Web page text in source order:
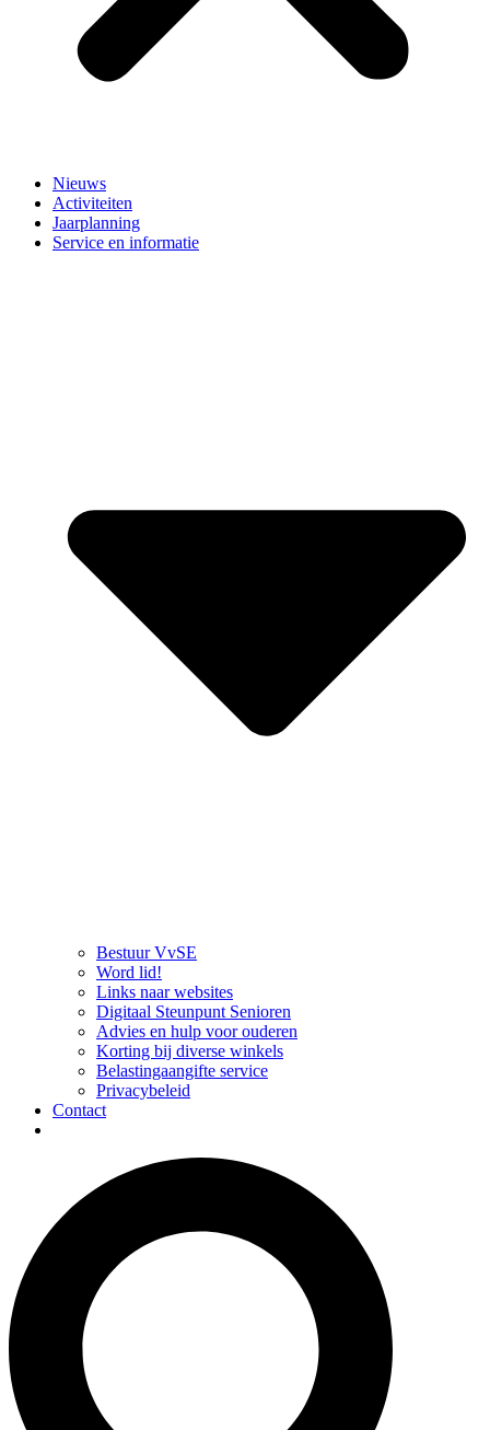
Nieuws
Activiteiten
Jaarplanning
Service en informatie
Bestuur VvSE
Word lid!
Links naar websites
Digitaal Steunpunt Senioren
Advies en hulp voor ouderen
Korting bij diverse winkels
Belastingaangifte service
Privacybeleid
Contact